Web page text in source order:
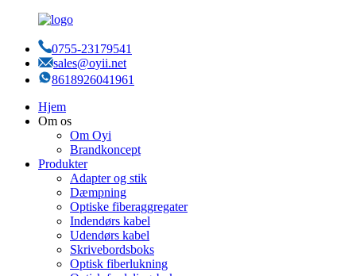
0755-23179541
sales@oyii.net
8618926041961
Hjem
Om os
Om Oyi
Brandkoncept
Produkter
Adapter og stik
Dæmpning
Optiske fiberaggregater
Indendørs kabel
Udendørs kabel
Skrivebordsboks
Optisk fiberlukning